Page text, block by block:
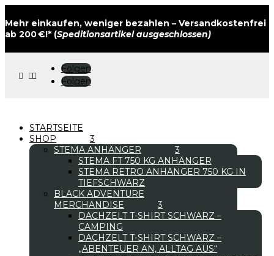
Mehr einkaufen, weniger bezahlen – Versandkostenfrei
ab 200 €!* (Speditionsartikel ausgeschlossen)
 
Folgen
Folgen
STARTSEITE
SHOP
STEMA ANHÄNGER
STEMA FT 750 KG ANHÄNGER
STEMA RETRO ANHÄNGER 750 KG IN
TIEFSCHWARZ
BLACK ADVENTURE
MERCHANDISE
DACHZELT T-SHIRT SCHWARZ –
CAMPING
DACHZELT T-SHIRT SCHWARZ –
„ABENTEUER AN, ALLTAG AUS“